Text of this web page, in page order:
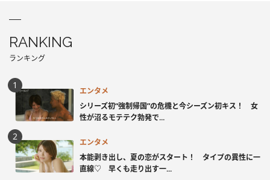
RANKING
ランキング
エンタメ
シリーズ初“強制帰国”の危機と今シーズン初キス！ 女
性が沼るモテテク勃発で...
エンタメ
本能剥き出し、夏の恋がスタート！ タイプの異性に一
直線♡ 早くも走り出す一...